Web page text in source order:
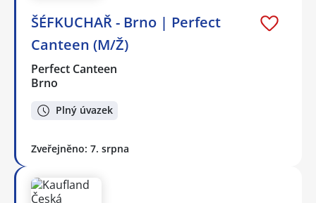
ŠÉFKUCHAŘ - Brno | Perfect
Canteen (M/Ž)
Perfect Canteen
Brno
Plný úvazek
Zveřejněno: 7. srpna